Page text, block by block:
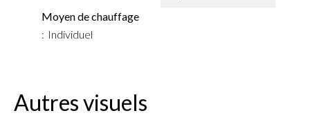
Moyen de chauffage
Individuel
Autres visuels